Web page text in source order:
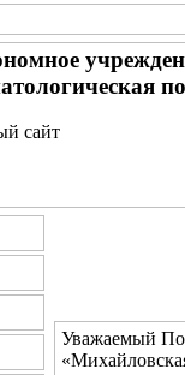
сайт
Уважаемый